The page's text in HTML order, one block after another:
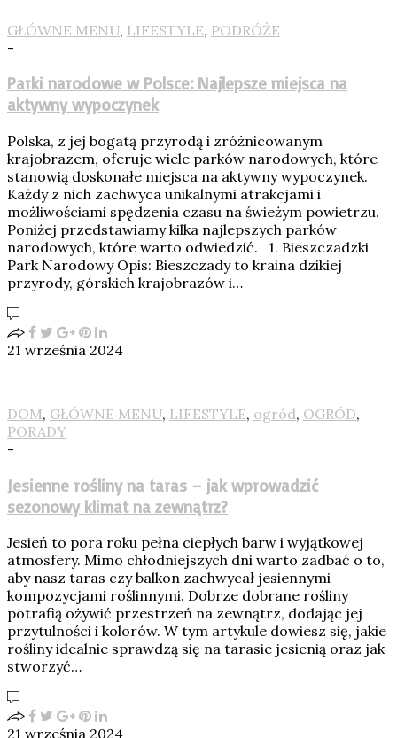
GŁÓWNE MENU, LIFESTYLE, PODRÓŻE
-
Parki narodowe w Polsce: Najlepsze miejsca na
aktywny wypoczynek
Polska, z jej bogatą przyrodą i zróżnicowanym
krajobrazem, oferuje wiele parków narodowych, które
stanowią doskonałe miejsca na aktywny wypoczynek.
Każdy z nich zachwyca unikalnymi atrakcjami i
możliwościami spędzenia czasu na świeżym powietrzu.
Poniżej przedstawiamy kilka najlepszych parków
narodowych, które warto odwiedzić. 1. Bieszczadzki
Park Narodowy Opis: Bieszczady to kraina dzikiej
przyrody, górskich krajobrazów i…
21 września 2024
DOM, GŁÓWNE MENU, LIFESTYLE, ogród, OGRÓD,
PORADY
-
Jesienne rośliny na taras – jak wprowadzić
sezonowy klimat na zewnątrz?
Jesień to pora roku pełna ciepłych barw i wyjątkowej
atmosfery. Mimo chłodniejszych dni warto zadbać o to,
aby nasz taras czy balkon zachwycał jesiennymi
kompozycjami roślinnymi. Dobrze dobrane rośliny
potrafią ożywić przestrzeń na zewnątrz, dodając jej
przytulności i kolorów. W tym artykule dowiesz się, jakie
rośliny idealnie sprawdzą się na tarasie jesienią oraz jak
stworzyć…
21 września 2024